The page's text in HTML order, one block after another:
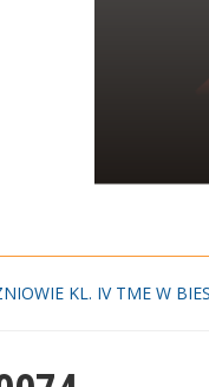
KL. IV TME W